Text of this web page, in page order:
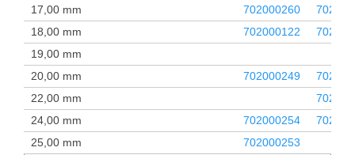
17,00 mm
702000260
18,00 mm
702000122
19,00 mm
20,00 mm
702000249
22,00 mm
24,00 mm
702000254
25,00 mm
702000253